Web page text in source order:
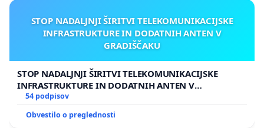
STOP NADALJNJI ŠIRITVI TELEKOMUNIKACIJSKE
INFRASTRUKTURE IN DODATNIH ANTEN V
GRADIŠČAKU
STOP NADALJNJI ŠIRITVI TELEKOMUNIKACIJSKE
INFRASTRUKTURE IN DODATNIH ANTEN V
GRADIŠČAKU
54 podpisov
Obvestilo o preglednosti